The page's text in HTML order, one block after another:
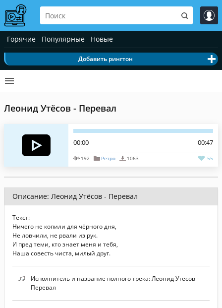
Горячие Популярные Новые
Добавить рингтон
Леонид Утёсов - Перевал
00:00 00:47
192 Ретро 1063 55
Описание: Леонид Утёсов - Перевал
Текст:
Ничего не копили для чёрного дня,
Не ловчили, не рвали из рук.
И пред теми, кто знает меня и тебя,
Наша совесть чиста, милый друг.
Исполнитель и название полного трека: Леонид Утёсов -
Перевал